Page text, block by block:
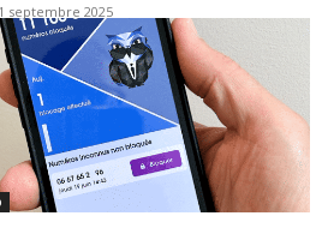
1 septembre 2025